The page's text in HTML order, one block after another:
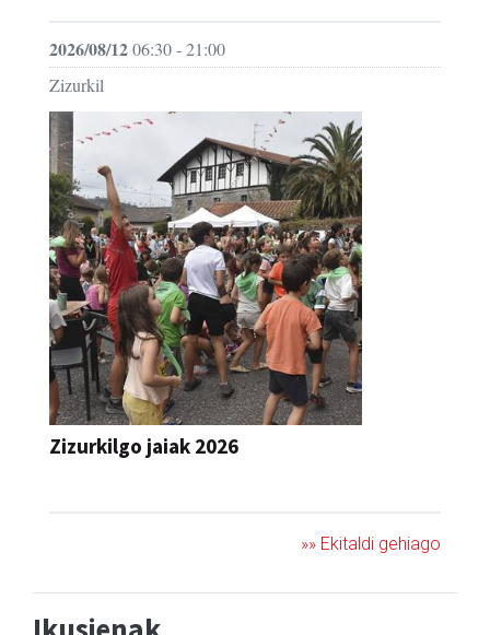
2026/08/1206:30 - 21:00
Zizurkil
Zizurkilgo jaiak 2026
»» Ekitaldi gehiago